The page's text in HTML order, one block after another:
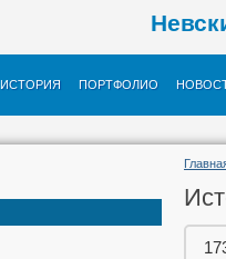
ИСТОРИЯ ПОРТФОЛИО